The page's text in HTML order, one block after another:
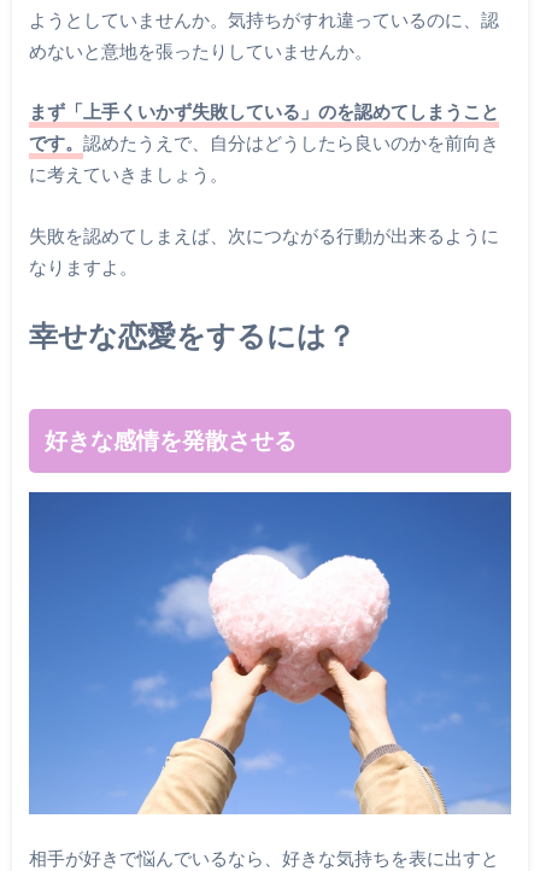
ようとしていませんか。気持ちがすれ違っているのに、認
めないと意地を張ったりしていませんか。
まず「上手くいかず失敗している」のを認めてしまうこと
です。 認めたうえで、自分はどうしたら良いのかを前向き
に考えていきましょう。
失敗を認めてしまえば、次につながる行動が出来るように
なりますよ。
幸せな恋愛をするには？
好きな感情を発散させる
相手が好きで悩んでいるなら、好きな気持ちを表に出すと